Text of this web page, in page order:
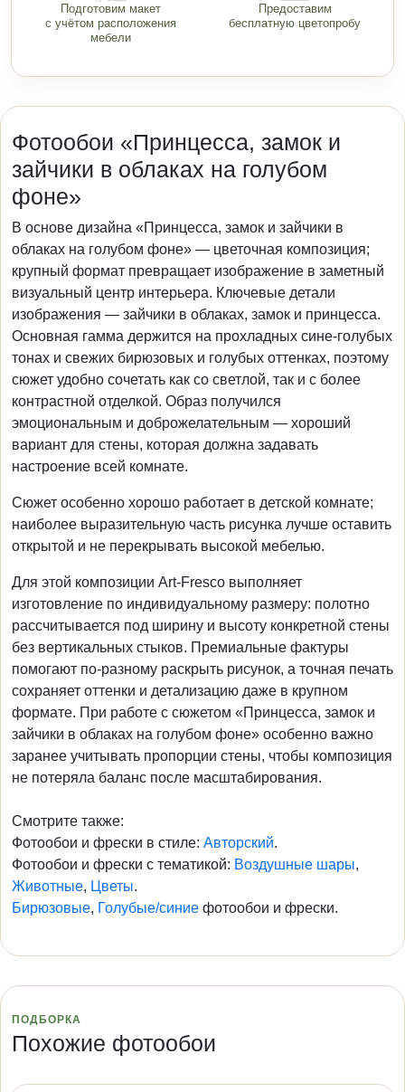
Подготовим макет
с учётом расположения
мебели
Предоставим
бесплатную цветопробу
Фотообои «Принцесса, замок и
зайчики в облаках на голубом
фоне»
В основе дизайна «Принцесса, замок и зайчики в
облаках на голубом фоне» — цветочная композиция;
крупный формат превращает изображение в заметный
визуальный центр интерьера. Ключевые детали
изображения — зайчики в облаках, замок и принцесса.
Основная гамма держится на прохладных сине-голубых
тонах и свежих бирюзовых и голубых оттенках, поэтому
сюжет удобно сочетать как со светлой, так и с более
контрастной отделкой. Образ получился
эмоциональным и доброжелательным — хороший
вариант для стены, которая должна задавать
настроение всей комнате.
Сюжет особенно хорошо работает в детской комнате;
наиболее выразительную часть рисунка лучше оставить
открытой и не перекрывать высокой мебелью.
Для этой композиции Art-Fresco выполняет
изготовление по индивидуальному размеру: полотно
рассчитывается под ширину и высоту конкретной стены
без вертикальных стыков. Премиальные фактуры
помогают по-разному раскрыть рисунок, а точная печать
сохраняет оттенки и детализацию даже в крупном
формате. При работе с сюжетом «Принцесса, замок и
зайчики в облаках на голубом фоне» особенно важно
заранее учитывать пропорции стены, чтобы композиция
не потеряла баланс после масштабирования.
Смотрите также:
Фотообои и фрески в стиле: Авторский.
Фотообои и фрески с тематикой: Воздушные шары,
Животные, Цветы.
Бирюзовые, Голубые/синие фотообои и фрески.
ПОДБОРКА
Похожие фотообои